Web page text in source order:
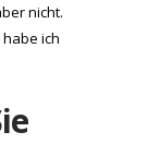
nicht.
ich